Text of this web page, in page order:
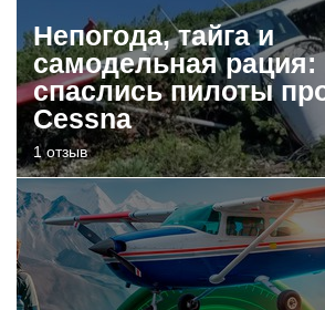
Непогода, тайга и
самодельная рация:
спаслись пилоты
Cessna
1 отзыв